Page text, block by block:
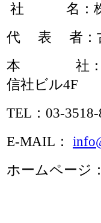
社 名：株
代 表 者：古
本 社：〒
信社ビル4F
TEL：03-
E-MAIL：
ホームページ：